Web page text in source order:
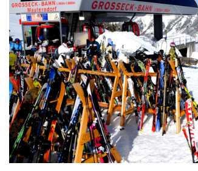
Previous